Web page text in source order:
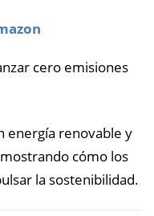
cero emisiones
energía renovable y
cómo los
la sostenibilidad.